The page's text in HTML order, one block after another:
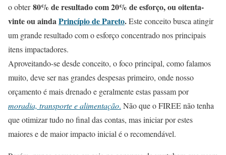
o obter80% de resultado com 20% de esforço, ou oitenta-
vinte ou aindaPrincípio de Pareto.Este conceito busca atingir
um grande resultado com o esforço concentrado nos principais
itens impactadores.
Aproveitando-se desde conceito, o foco principal, como falamos
muito, deve ser nas grandes despesas primeiro, onde nosso
orçamento é mais drenado e geralmente estas passam por
moradia, transporte e alimentação. Não que o FIREE não tenha
que otimizar tudo no final das contas, mas iniciar por estes
maiores e de maior impacto inicial é o recomendável.